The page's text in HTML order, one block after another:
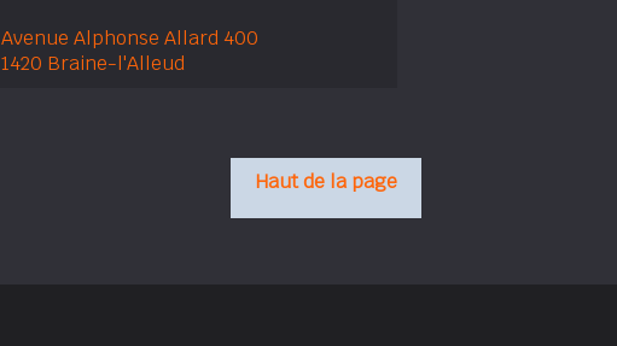
Avenue Alphonse Allard 400
1420 Braine-l'Alleud
Haut de la page